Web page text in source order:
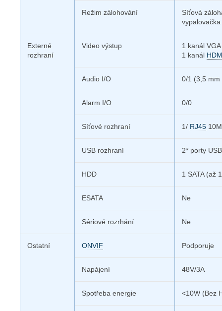
Režim zálohování
Síťová
vypalovačka
Externé
rozhraní
Video výstup
1 kanál VGA
1 kanál
Audio I/O 0/1 (3,5 mm
Alarm I/O 0/0
Síťové rozhraní 1/ RJ45
USB rozhraní 2* porty
HDD 1 SATA (až
ESATA Ne
Sériové rozrhání Ne
Ostatní ONVIF Podporuje
Napájení 48V/3A
Spotřeba energie <10W (Bez